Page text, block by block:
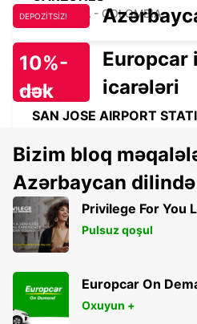
MONTERIA - COLOMBIA
SAN JOSE AIRPORT
MEDELLIN AEROPUERTO
HERRERA
MEDELLIN - COLOMBIA
DEPOZİTSİZ!
10%-
dək
endirim!
Europcar
icarələri
Bizim bloq
Azərbaycan dilində
Privilege For You
Pulsuz qoşul
Europcar On
Oxuyun +